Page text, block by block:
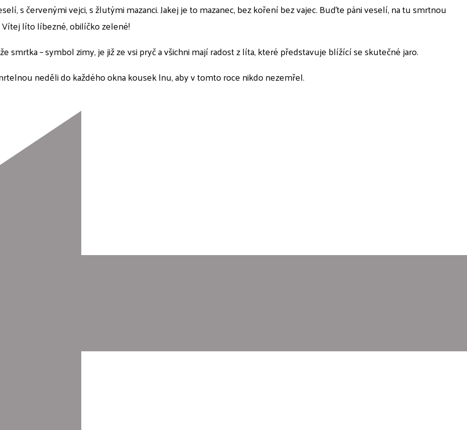
s červenými vejci, s žlutými mazanci. Jakej je to mazanec, bez koření bez vajec. Buďte páni veselí, na tu smrtnou
líto líbezné, obilíčko zelené!
smrtka – symbol zimy, je již ze vsi pryč a všichni mají radost z líta, které představuje blížící se skutečné jaro.
neděli do každého okna kousek lnu, aby v tomto roce nikdo nezemřel.